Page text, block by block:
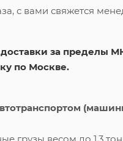
с вами свяжется
за пределы
по Москве.
грузы весом до 1,3